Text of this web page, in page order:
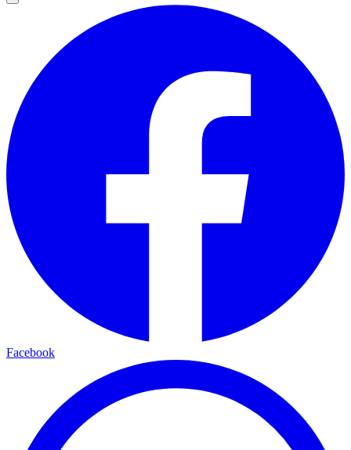
Facebook